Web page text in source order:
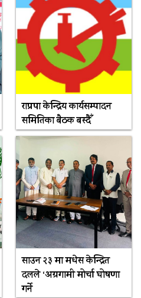
राप्रपा केन्द्रिय कार्यसम्पादन
समितिका बैठक बस्दैँ
साउन २३ मा मधेस केन्द्रित
दलले ‘अग्रगामी मोर्चा घोषणा
गर्ने